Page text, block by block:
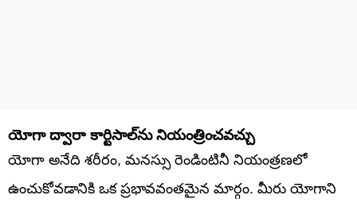
యోగా ద్వారా కార్టిసాల్‌ను నియంత్రించవచ్చు
యోగా అనేది శరీరం, మనస్సు రెండింటినీ నియంత్రణలో
ఉంచుకోవడానికి ఒక ప్రభావవంతమైన మార్గం. మీరు యోగాని